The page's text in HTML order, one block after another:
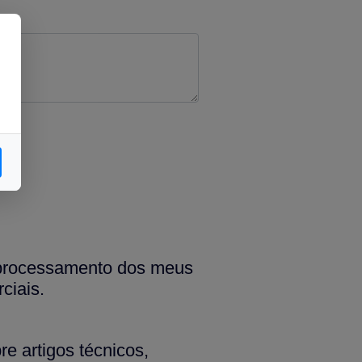
dos meus
artigos técnicos,